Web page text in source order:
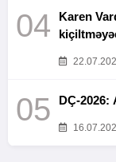
04
Karen
05 DÇ-2026: